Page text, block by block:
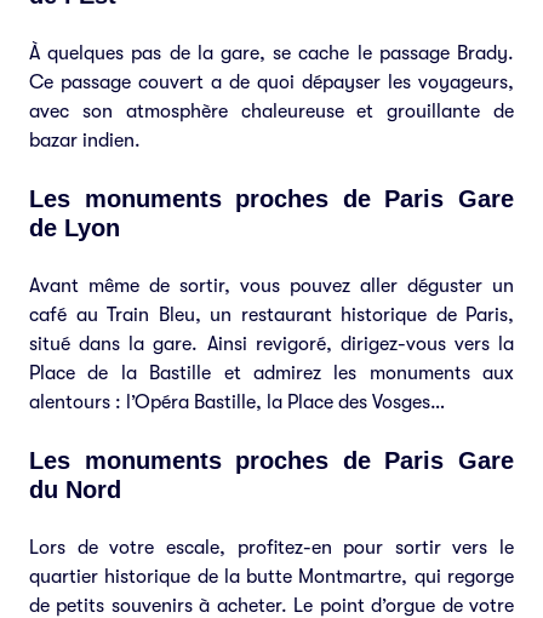
À quelques pas de la gare, se cache le passage Brady.
Ce passage couvert a de quoi dépayser les voyageurs,
avec son atmosphère chaleureuse et grouillante de
bazar indien.
Les monuments proches de Paris Gare
de Lyon
Avant même de sortir, vous pouvez aller déguster un
café au Train Bleu, un restaurant historique de Paris,
situé dans la gare. Ainsi revigoré, dirigez-vous vers la
Place de la Bastille et admirez les monuments aux
alentours : l’Opéra Bastille, la Place des Vosges…
Les monuments proches de Paris Gare
du Nord
Lors de votre escale, profitez-en pour sortir vers le
quartier historique de la butte Montmartre, qui regorge
de petits souvenirs à acheter. Le point d’orgue de votre